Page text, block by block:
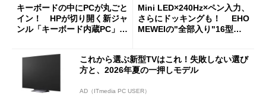
キーボードの中にPCが丸ごと
イン！ HPが切り開く新ジャ
ンル「キーボード内蔵PC」の
Mini LED×240Hz×ペン入力、
さらにドッキングも！ EHO
MEWEIの"全部入り"16型モ
これから選ぶ新型TVはこれ！失敗しない選び
方と、2026年夏の一押しモデル
AD（ITmedia PC USER）